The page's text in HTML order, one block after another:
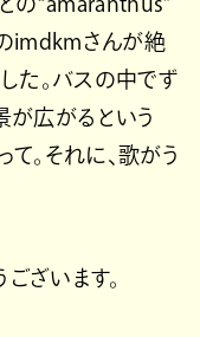
imdkmさんが絶
た。バスの中でず
が広がるという
。それに、歌がう
ございます。